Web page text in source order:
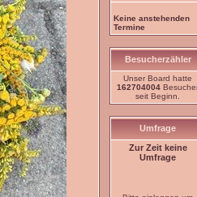
Keine anstehenden
Termine
Besucherzähler
Unser Board hatte
162704004
seit Beginn.
Umfrage
Zur Zeit keine
Umfrage